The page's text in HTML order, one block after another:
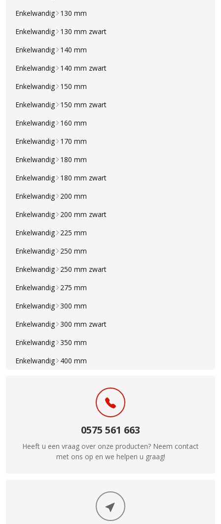
Enkelwandig
130 mm
Enkelwandig
130 mm zwart
Enkelwandig
140 mm
Enkelwandig
140 mm zwart
Enkelwandig
150 mm
Enkelwandig
150 mm zwart
Enkelwandig
160 mm
Enkelwandig
170 mm
Enkelwandig
180 mm
Enkelwandig
180 mm zwart
Enkelwandig
200 mm
Enkelwandig
200 mm zwart
Enkelwandig
225 mm
Enkelwandig
250 mm
Enkelwandig
250 mm zwart
Enkelwandig
275 mm
Enkelwandig 300 mm
Enkelwandig 300 mm zwart
Enkelwandig 350 mm
Enkelwandig
400 mm
0575 561 663
Heeft u een vraag over onze producten? Neem contact
met ons op en we helpen u graag!